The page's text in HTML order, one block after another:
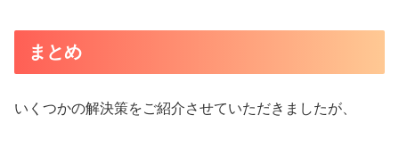
まとめ
いくつかの解決策をご紹介させていただきましたが、